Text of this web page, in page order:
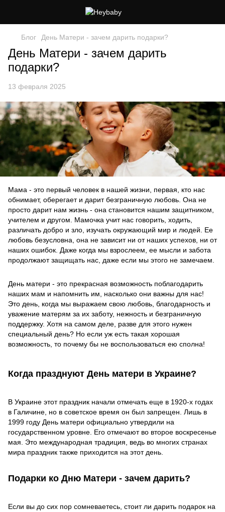
Блог День Матери - зачем дарить подарки?
День Матери - зачем дарить
подарки?
13 февраля 2025
Мама - это первый человек в нашей жизни, первая, кто нас
обнимает, оберегает и дарит безграничную любовь. Она не
просто дарит нам жизнь - она становится нашим защитником,
учителем и другом. Мамочка учит нас говорить, ходить,
различать добро и зло, изучать окружающий мир и людей. Ее
любовь безусловна, она не зависит ни от наших успехов, ни от
наших ошибок. Даже когда мы взрослеем, ее мысли и забота
продолжают защищать нас, даже если мы этого не замечаем.
День матери - это прекрасная возможность поблагодарить
наших мам и напомнить им, насколько они важны для нас!
Это день, когда мы выражаем свою любовь, благодарность и
уважение матерям за их заботу, нежность и безграничную
поддержку. Хотя на самом деле, разве для этого нужен
специальный день? Но если уж есть такая хорошая
возможность, то почему бы не воспользоваться ею сполна!
Когда празднуют День матери в Украине?
В Украине этот праздник начали отмечать еще в 1920-х годах
в Галичине, но в советское время он был запрещен. Лишь в
1999 году День матери официально утвердили на
государственном уровне. Его отмечают во второе воскресенье
мая. Это международная традиция, ведь во многих странах
мира праздник также приходится на этот день.
Подарки ко Дню Матери - зачем дарить?
Если вы до сих пор сомневаетесь, стоит ли дарить подарок на